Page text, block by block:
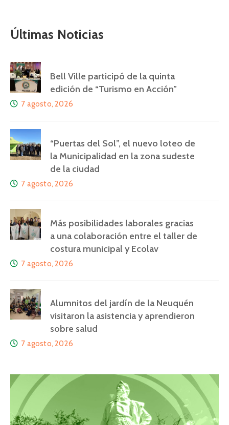
Últimas Noticias
Bell Ville participó de la quinta
edición de “Turismo en Acción”
7 agosto, 2026
“Puertas del Sol”, el nuevo loteo de
la Municipalidad en la zona sudeste
de la ciudad
7 agosto, 2026
Más posibilidades laborales gracias
a una colaboración entre el taller de
costura municipal y Ecolav
7 agosto, 2026
Alumnitos del jardín de la Neuquén
visitaron la asistencia y aprendieron
sobre salud
7 agosto, 2026